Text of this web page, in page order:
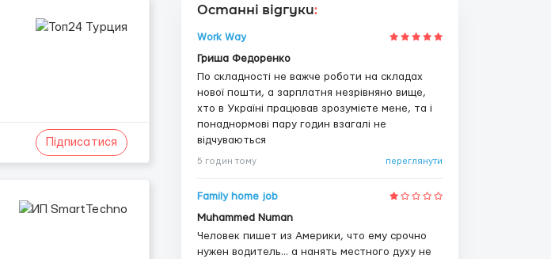
Підписатися
Останні відгуки:
Work Way
Гриша Федоренко
По складності не важче роботи на складах
нової пошти, а зарплатня незрівняно вище,
хто в Україні працював зрозумієте мене, та і
понаднормові пару годин взагалі не
відчуваються
5 годин тому переглянути
Family home job
Muhammed Numan
Человек пишет из Америки, что ему срочно
нужен водитель... а нанять местного духу не